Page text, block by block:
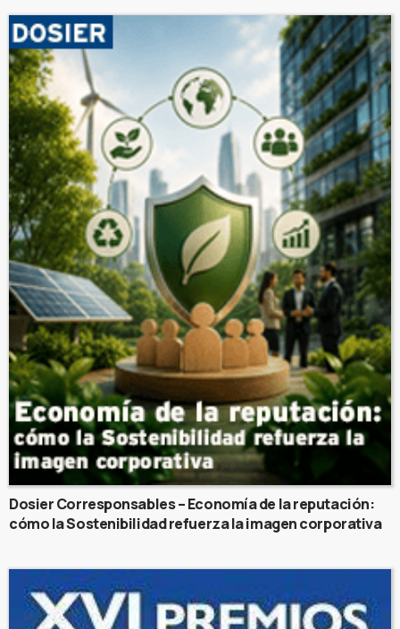
Dosier Corresponsables – Economía de la reputación:
cómo la Sostenibilidad refuerza la imagen corporativa